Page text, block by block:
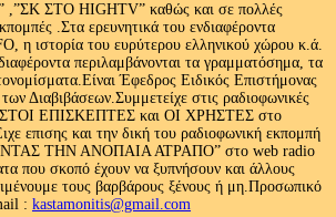
,”ΣΚ ΣΤΟ HIGHTV” καθώς και σε πολλές
.Στα ερευνητικά του ενδιαφέροντα
η ιστορία του ευρύτερου ελληνικού χώρου κ.ά.
περιλαμβάνονται τα γραμματόσημα, τα
Έφεδρος Ειδικός Επιστήμονας
Διαβιβάσεων.Συμμετείχε στις ραδιοφωνικές
ΕΠΙΣΚΕΠΤΕΣ και ΟΙ ΧΡΗΣΤΕΣ στο
επισης και την δική του ραδιοφωνική εκπομπή
ΤΗΝ ΑΝΟΠΑΙΑ ΑΤΡΑΠΟ” στο web radio
που σκοπό έχουν να ξυπνήσουν και άλλους
τους βαρβάρους ξένους ή μη.Προσωπικό
: kastamonitis@gmail.com